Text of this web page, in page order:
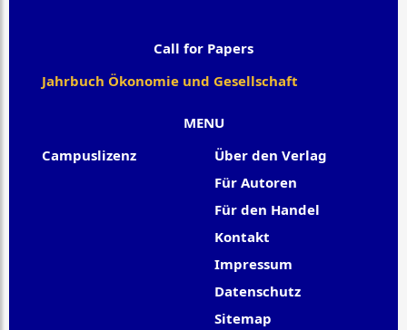
MENU
Campuslizenz
Über den Verlag
Für Autoren
Für den Handel
Kontakt
Impressum
Datenschutz
Sitemap
Call for Papers
Jahrbuch Ökonomie und Gesellschaft